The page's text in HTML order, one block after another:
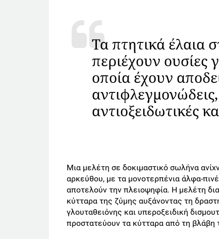
Τα πτητικά έλαια
περιέχουν ουσίες
οποία έχουν
αντιοξειδωτικές
Μια μελέτη σε δοκιμαστικό σωλήνα
αρκεύθου, με τα μονοτερπένια άλφα-
αποτελούν την πλειοψηφία. Η μελέτη
κύτταρα της ζύμης αυξάνοντας τη
γλουταθειόνης και υπεροξειδική
προστατεύουν τα κύτταρα από τη